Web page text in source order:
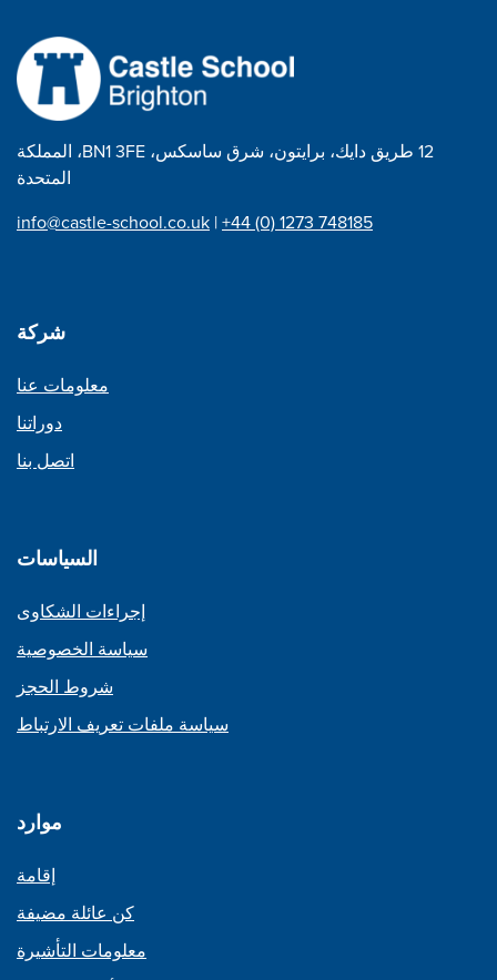
12 طريق دايك، برايتون، شرق ساسكس، BN1 3FE، المملكة
المتحدة
info@castle-school.co.uk |+44 (0) 1273 748185
شركة
معلومات عنا
دوراتنا
اتصل بنا
السياسات
إجراءات الشكاوى
سياسة الخصوصية
شروط الحجز
سياسة ملفات تعريف الارتباط
موارد
إقامة
كن عائلة مضيفة
معلومات التأشيرة